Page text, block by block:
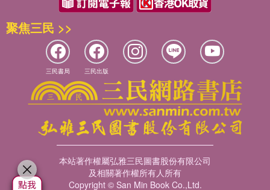
聚焦三民 >>
三民書局 三民出版
本站著作權屬弘雅三民圖書股份有限公司
及相關著作權所有人所有
Copyright © San Min Book Co.,Ltd.